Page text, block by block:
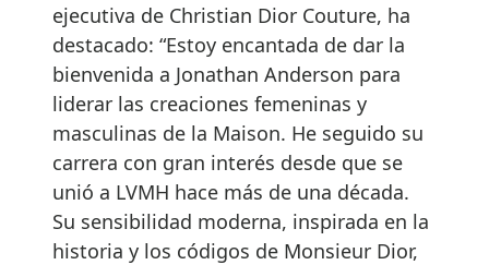
ejecutiva de Christian Dior Couture, ha
destacado: “Estoy encantada de dar la
bienvenida a Jonathan Anderson para
liderar las creaciones femeninas y
masculinas de la Maison. He seguido su
carrera con gran interés desde que se
unió a LVMH hace más de una década.
Su sensibilidad moderna, inspirada en la
historia y los códigos de Monsieur Dior,